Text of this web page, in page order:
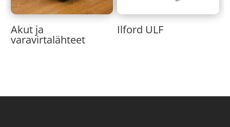
Akut ja
varavirtalähteet
Ilford ULF